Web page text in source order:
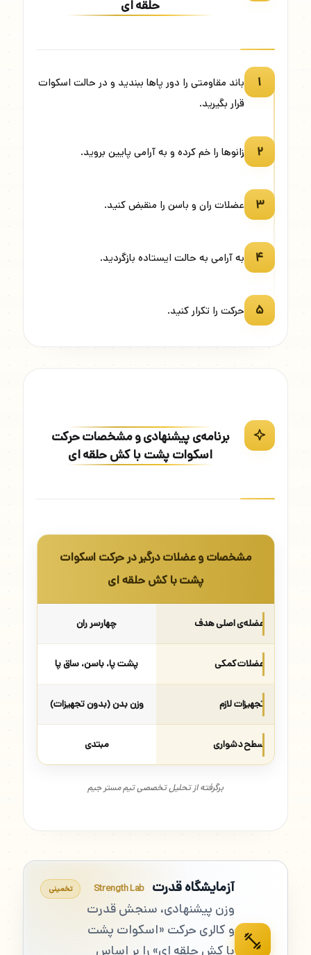
حلقه ای
۱
باند مقاومتی را دور پاها ببندید و در حالت اسکوات
قرار بگیرید.
۲ زانوها را خم کرده و به آرامی پایین بروید.
۳ عضلات ران و باسن را منقبض کنید.
۴ به آرامی به حالت ایستاده بازگردید.
۵ حرکت را تکرار کنید.
برنامه‌ی پیشنهادی و مشخصات حرکت
اسکوات پشت با کش حلقه ای
مشخصات و عضلات درگیر در حرکت اسکوات
پشت با کش حلقه ای
عضله‌ی اصلی هدف چهارسر ران
عضلات کمکی پشت پا، باسن، ساق پا
تجهیزات لازم وزن بدن (بدون تجهیزات)
سطح دشواری مبتدی
برگرفته از تحلیل تخصصی تیم مستر جیم
آزمایشگاه قدرت Strength Lab
وزن پیشنهادی، سنجش قدرت
و کالری حرکت «اسکوات پشت
با کش حلقه ای» را بر اساس
تخمینی